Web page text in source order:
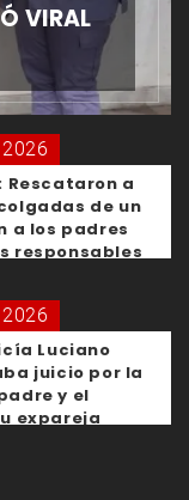
VIRAL
Rescataron a
de un
a los padres
responsables
Luciano
juicio por la
y el
expareja